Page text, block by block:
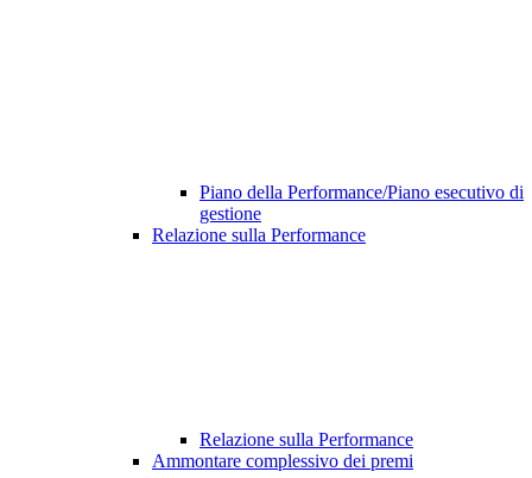
Piano della Performance/Piano esecutivo di
gestione
Relazione sulla Performance
Relazione sulla Performance
Ammontare complessivo dei premi